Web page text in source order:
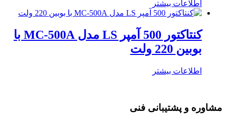
اطلاعات بیشتر
کنتاکتور 500 آمپر LS مدل MC-500A با
بوبین 220 ولت
اطلاعات بیشتر
مشاوره و پشتیبانی فنی